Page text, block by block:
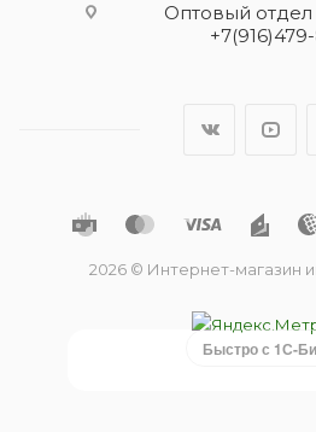
Оптовый отдел
2026 © Интернет-магазин
Быстро с 1С-